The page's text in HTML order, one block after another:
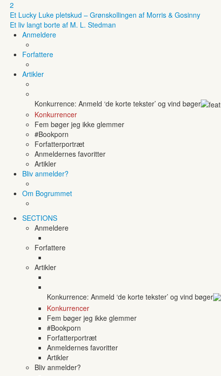
2
Et Lucky Luke pletskud – Grønskollingen af Morris & Gosinny
Et liv langt borte af M. L. Stedman
Anmeldere
Forfattere
Artikler
Konkurrence: Anmeld ‘de korte tekster’ og vind bøger
Konkurrencer
Fem bøger jeg ikke glemmer
#Bookporn
Forfatterportræt
Anmeldernes favoritter
Artikler
Bliv anmelder?
Om Bogrummet
SECTIONS
Anmeldere
Forfattere
Artikler
Konkurrence: Anmeld ‘de korte tekster’ og vind bøger
Konkurrencer
Fem bøger jeg ikke glemmer
#Bookporn
Forfatterportræt
Anmeldernes favoritter
Artikler
Bliv anmelder?